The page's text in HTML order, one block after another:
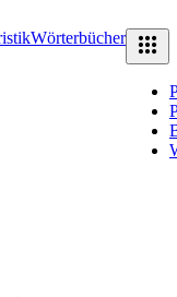
Wörterbücher